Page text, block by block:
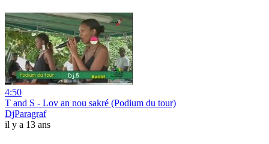
4:50
T and S - Lov an nou sakré (Podium du tour)
DjParagraf
il y a 13 ans